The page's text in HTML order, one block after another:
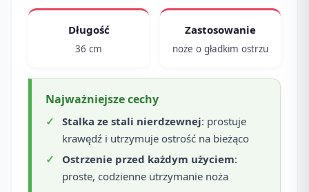
Długość
36 cm
Zastosowanie
noże o gładkim ostrzu
Najważniejsze cechy
Stalka ze stali nierdzewnej: prostuje
krawędź i utrzymuje ostrość na bieżąco
Ostrzenie przed każdym użyciem:
proste, codzienne utrzymanie noża